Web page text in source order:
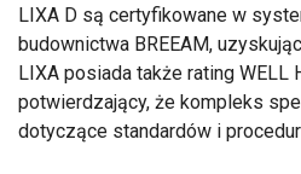
LIXA D są certyfikowane w
budownictwa BREEAM,
LIXA posiada także rating WELL
potwierdzający, że kompleks
dotyczące standardów i